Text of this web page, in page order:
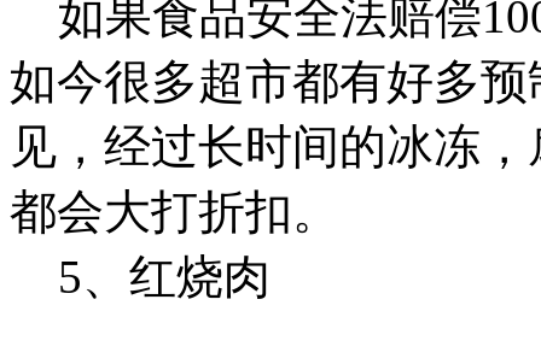
如果食品安全法赔偿
如今很多超市都有好多
见，经过长时间的冰冻
都会大打折扣。
5、红烧肉